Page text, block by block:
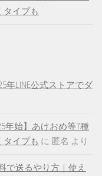
タイプも
年LINE公式ストアでダ
年始】あけおめ等7種
タイプも に 匿名 より
で送るやり方｜使え